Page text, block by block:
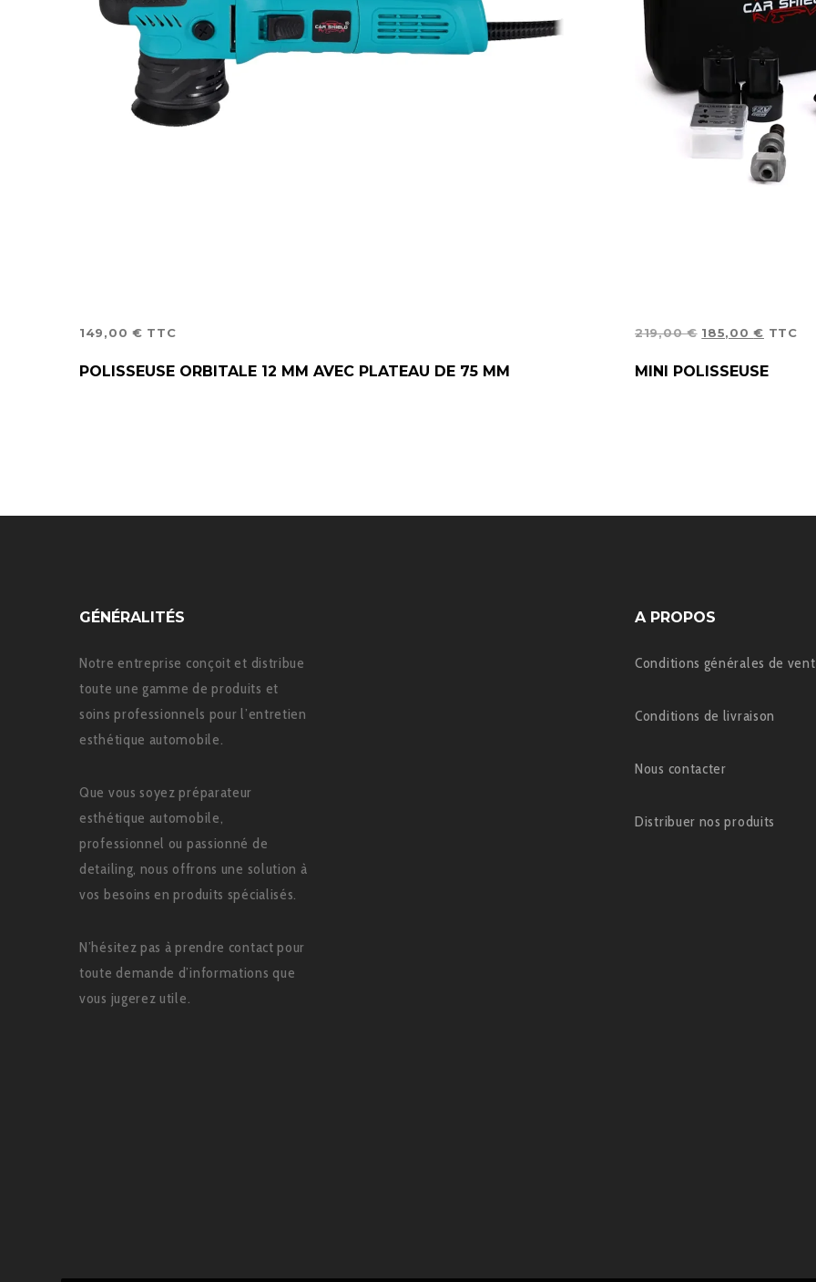
149,00 € TTC
POLISSEUSE ORBITALE 12 MM AVEC PLATEAU DE 75 MM
219,00€ LE
185,00€LE
TTC
MINI POLISSEUSE
GÉNÉRALITÉS
Notre entreprise conçoit et distribue
toute une gamme de produits et
soins professionnels pour l’entretien
esthétique automobile.
Que vous soyez préparateur
esthétique automobile,
professionnel ou passionné de
detailing, nous offrons une solution à
vos besoins en produits spécialisés.
N’hésitez pas à prendre contact pour
toute demande d’informations que
vous jugerez utile.
A PROPOS
Conditions générales de
Conditions de livraison
Nous contacter
Distribuer nos produits